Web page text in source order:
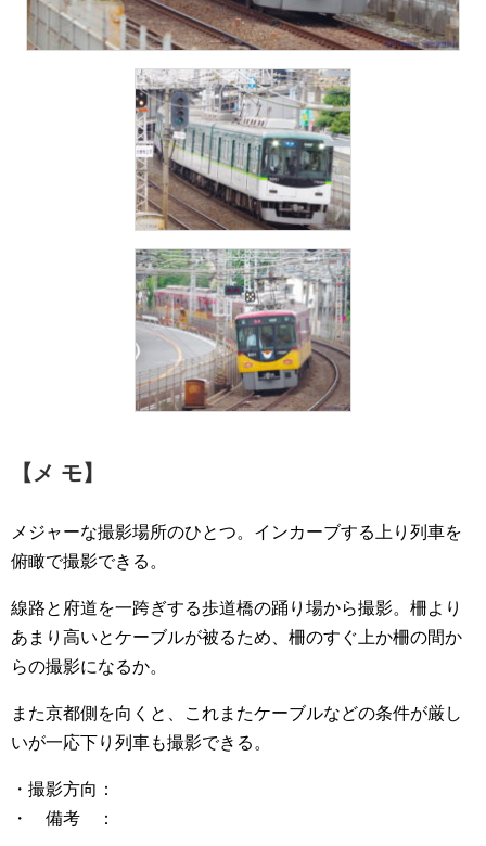
【メ モ】
メジャーな撮影場所のひとつ。インカーブする上り列車を
俯瞰で撮影できる。
線路と府道を一跨ぎする歩道橋の踊り場から撮影。柵より
あまり高いとケーブルが被るため、柵のすぐ上か柵の間か
らの撮影になるか。
また京都側を向くと、これまたケーブルなどの条件が厳し
いが一応下り列車も撮影できる。
・撮影方向：
・ 備考 ：